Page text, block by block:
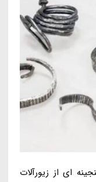
ای از زیورآلات